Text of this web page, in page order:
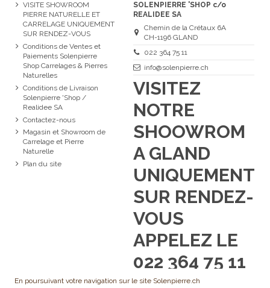
VISITE SHOWROOM
PIERRE NATURELLE ET
CARRELAGE UNIQUEMENT
SUR RENDEZ-VOUS
Conditions de Ventes et
Paiements Solenpierre
Shop Carrelages & Pierres
Naturelles
Conditions de Livraison
Solenpierre 'Shop /
Realidee SA
Contactez-nous
Magasin et Showroom de
Carrelage et Pierre
Naturelle
Plan du site
SOLENPIERRE 'SHOP c/o
REALIDEE SA
Chemin de la Crétaux 6A
CH-1196 GLAND
022 364 75 11
info@solenpierre.ch
VISITEZ
NOTRE
SHOOWROM
A GLAND
UNIQUEMENT
SUR RENDEZ-
VOUS
APPELEZ LE
022 364 75 11
En poursuivant votre navigation sur le site Solenpierre.ch